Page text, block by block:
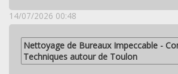
14/07/2026 00:48
Nettoyage de Bureaux Impeccable -
Techniques autour de Toulon